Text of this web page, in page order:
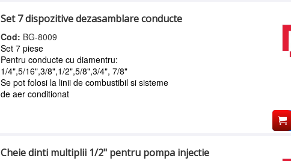
Set 7 dispozitive dezasamblare conducte
Cod: BG-8009
Set 7 piese
Pentru conducte cu diamentru:
1/4",5/16",3/8",1/2",5/8",3/4", 7/8"
Se pot folosi la linii de combustibil si sisteme
de aer conditionat
Cheie dinti multiplii 1/2" pentru pompa injectie